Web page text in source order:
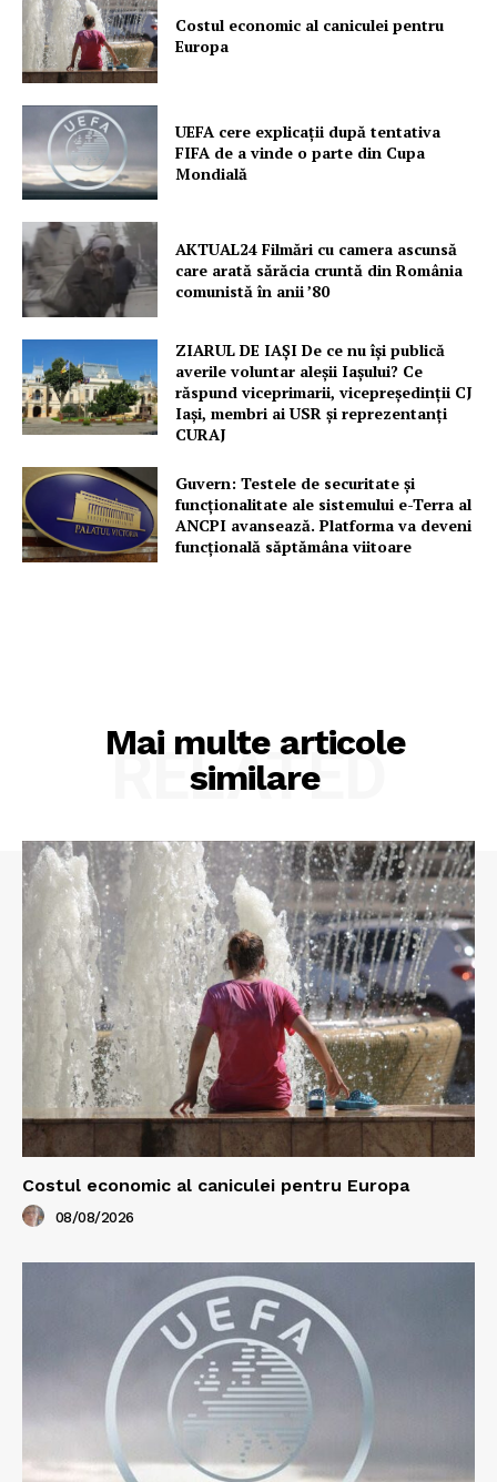
Costul economic al caniculei pentru
Europa
UEFA cere explicații după tentativa
FIFA de a vinde o parte din Cupa
Mondială
AKTUAL24 Filmări cu camera ascunsă
care arată sărăcia cruntă din România
comunistă în anii ’80
ZIARUL DE IAȘI De ce nu își publică
averile voluntar aleșii Iașului? Ce
răspund viceprimarii, vicepreședinții CJ
Iași, membri ai USR și reprezentanți
CURAJ
Guvern: Testele de securitate și
funcționalitate ale sistemului e-Terra al
ANCPI avansează. Platforma va deveni
funcțională săptămâna viitoare
Mai multe articole
similare
RELATED
Costul economic al caniculei pentru Europa
08/08/2026